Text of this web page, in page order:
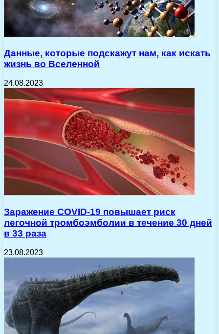
Данные, которые подскажут нам, как искать
жизнь во Вселенной
24.08.2023
Заражение COVID-19 повышает риск
легочной тромбоэмболии в течение 30 дней
в 33 раза
23.08.2023